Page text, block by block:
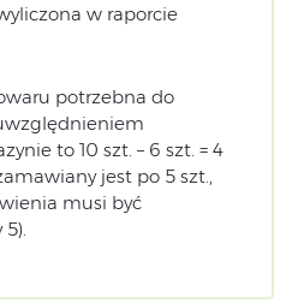
w raporcie
potrzebna do
to 10 szt. – 6 szt. = 4
jest po 5 szt.,
musi być